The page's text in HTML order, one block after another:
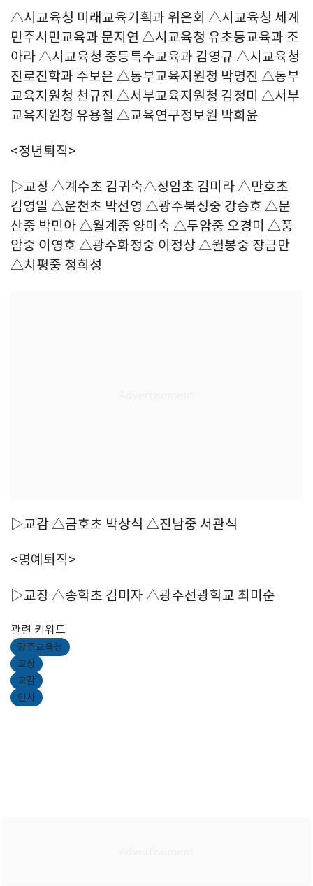
△시교육청 미래교육기획과 위은회 △시교육청 세계
민주시민교육과 문지연 △시교육청 유초등교육과 조
아라 △시교육청 중등특수교육과 김영규 △시교육청
진로진학과 주보은 △동부교육지원청 박명진 △동부
교육지원청 천규진 △서부교육지원청 김정미 △서부
교육지원청 유용철 △교육연구정보원 박희윤
<정년퇴직>
▷교장 △계수초 김귀숙△정암초 김미라 △만호초
김영일 △운천초 박선영 △광주북성중 강승호 △문
산중 박민아 △월계중 양미숙 △두암중 오경미 △풍
암중 이영호 △광주화정중 이정상 △월봉중 장금만
△치평중 정희성
▷교감 △금호초 박상석 △진남중 서관석
<명예퇴직>
▷교장 △송학초 김미자 △광주선광학교 최미순
관련 키워드
광주교육청
교장
교감
인사